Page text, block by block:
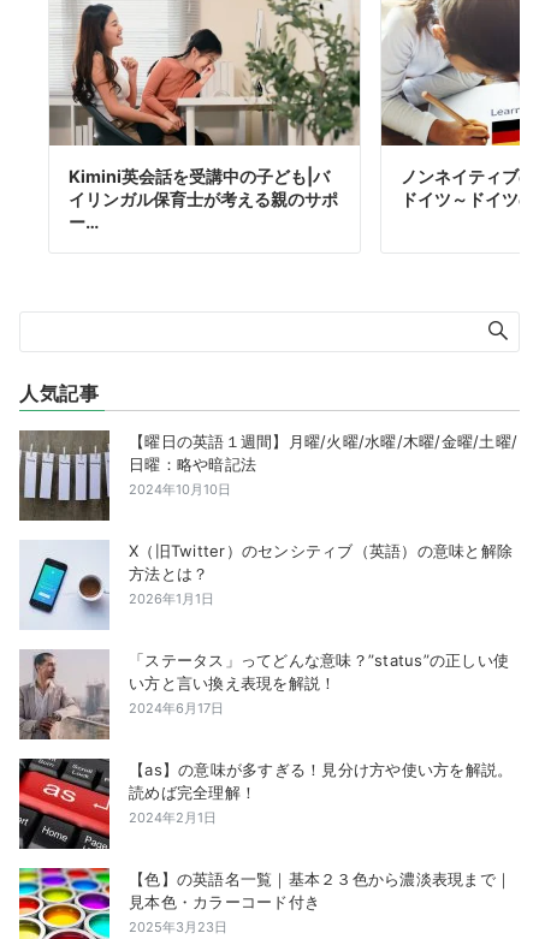
Kimini英会話を受講中の子ども|バ
イリンガル保育士が考える親のサポ
ー…
ノンネイティブ
ドイツ～ドイツ
人気記事
【曜日の英語１週間】月曜/火曜/水曜/木曜/金曜/土曜/
日曜：略や暗記法
2024年10月10日
X（旧Twitter）のセンシティブ（英語）の意味と解除
方法とは？
2026年1月1日
「ステータス」ってどんな意味？”status”の正しい使
い方と言い換え表現を解説！
2024年6月17日
【as】の意味が多すぎる！見分け方や使い方を解説。
読めば完全理解！
2024年2月1日
【色】の英語名一覧｜基本２３色から濃淡表現まで｜
見本色・カラーコード付き
2025年3月23日